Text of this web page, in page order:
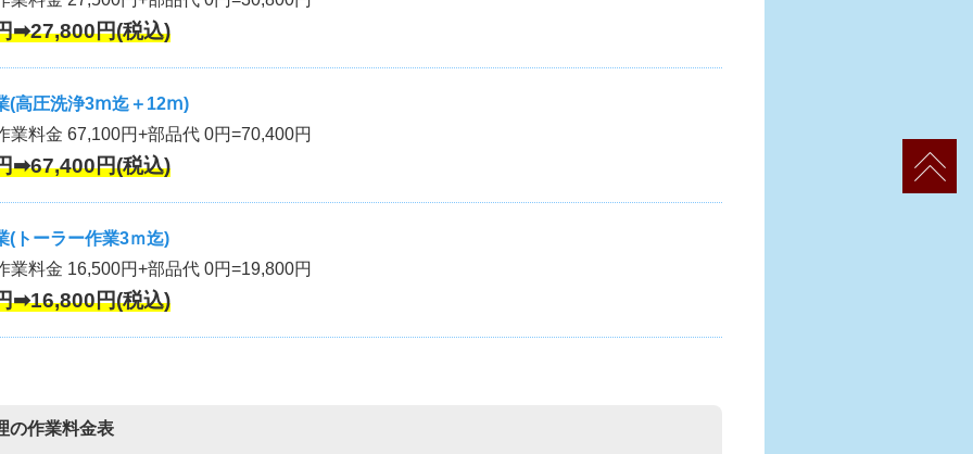
➡27,800円(税込)
(高圧洗浄3ⅿ迄＋12ⅿ)
業料金 67,100円+部品代 0円=70,400円
➡67,400円(税込)
(トーラー作業3ｍ迄)
業料金 16,500円+部品代 0円=19,800円
➡16,800円(税込)
の作業料金表